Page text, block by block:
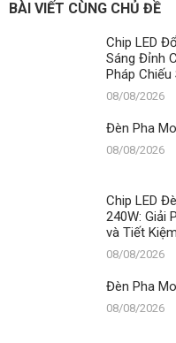
BÀI VIẾT CÙNG CHỦ ĐỀ
Chip LED
Sáng Đỉnh
Pháp Chiếu
08/08/2026
Đèn Pha
08/08/2026
Chip LED
240W: Giải
và Tiết
08/08/2026
Đèn Pha
08/08/2026